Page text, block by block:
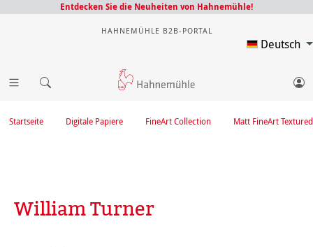
Entdecken Sie die Neuheiten von Hahnemühle!
HAHNEMÜHLE B2B-PORTAL
Deutsch
Matt FineArt Textured
FineArt Collection
Digitale Papiere
Startseite
William Turner